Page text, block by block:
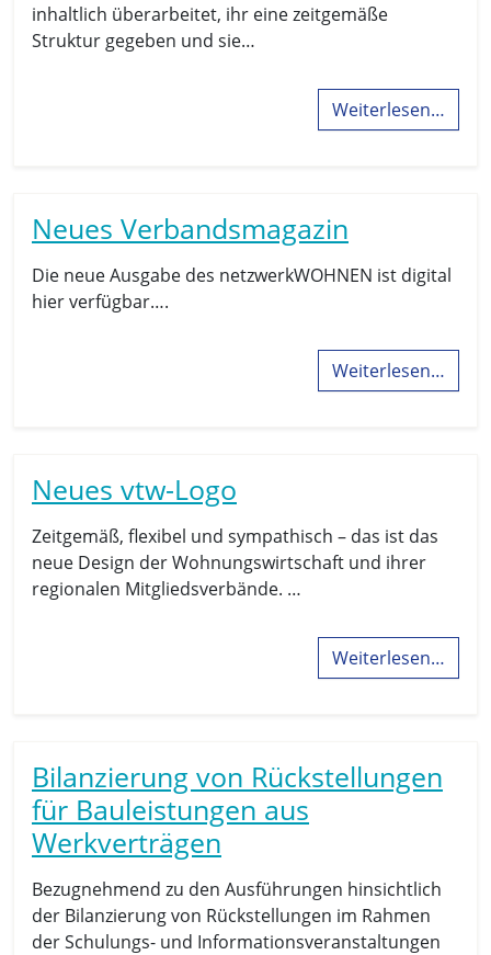
inhaltlich überarbeitet, ihr eine zeitgemäße
Struktur gegeben und sie…
Weiterlesen…
Neues Verbandsmagazin
Die neue Ausgabe des netzwerkWOHNEN ist digital
hier verfügbar….
Weiterlesen…
Neues vtw-Logo
Zeitgemäß, flexibel und sympathisch – das ist das
neue Design der Wohnungswirtschaft und ihrer
regionalen Mitgliedsverbände. …
Weiterlesen…
Bilanzierung von Rückstellungen
für Bauleistungen aus
Werkverträgen
Bezugnehmend zu den Ausführungen hinsichtlich
der Bilanzierung von Rückstellungen im Rahmen
der Schulungs- und Informationsveranstaltungen